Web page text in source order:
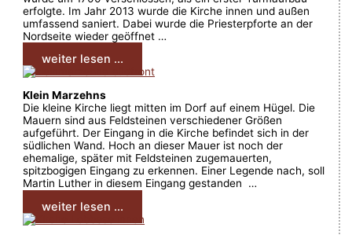
erfolgte. Im Jahr 2013 wurde die Kirche innen und außen
umfassend saniert. Dabei wurde die Priesterpforte an der
Nordseite wieder geöffnet …
weiter lesen ...
Klein Marzehns
Die kleine Kirche liegt mitten im Dorf auf einem Hügel. Die
Mauern sind aus Feldsteinen verschiedener Größen
aufgeführt. Der Eingang in die Kirche befindet sich in der
südlichen Wand. Hoch an dieser Mauer ist noch der
ehemalige, später mit Feldsteinen zugemauerten,
spitzbogigen Eingang zu erkennen. Einer Legende nach, soll
Martin Luther in diesem Eingang gestanden …
weiter lesen ...